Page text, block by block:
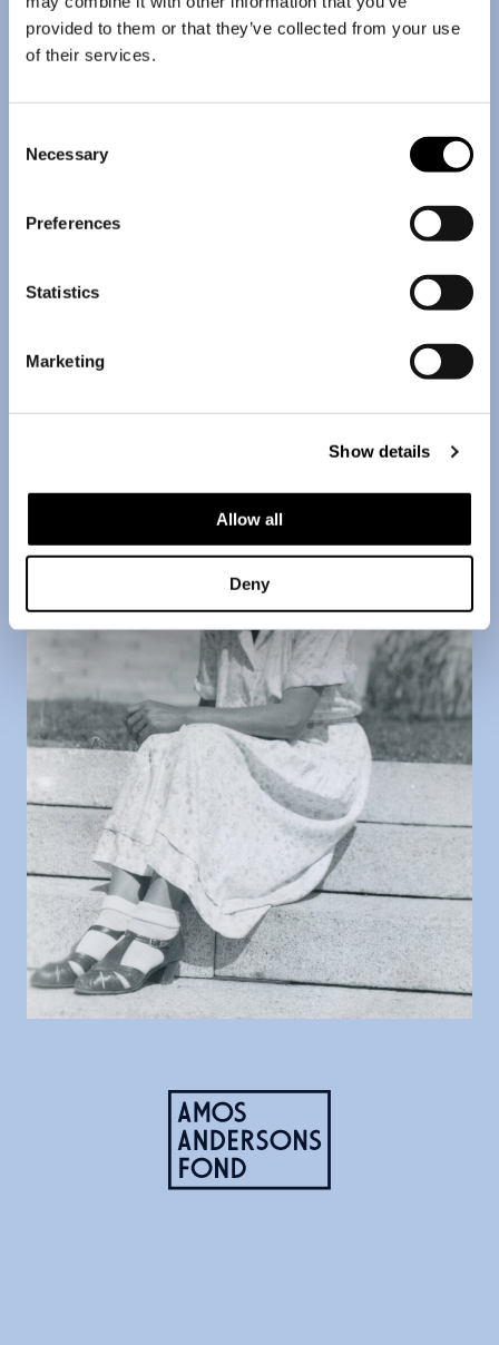
provided to them or that they’ve collected from your use
of their services.
Selection
Necessary
Preferences
Statistics
Marketing
Show details
Allow all
Deny